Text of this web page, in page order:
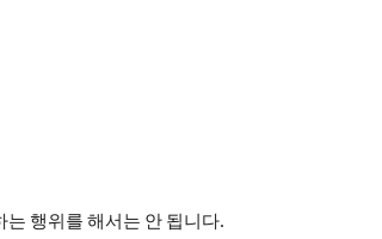
행위를 해서는 안 됩니다.